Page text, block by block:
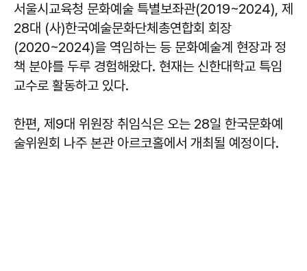
서울시교육청 문화예술 특별보좌관(2019~2024), 제
28대 (사)한국예술문화단체총연합회 회장
(2020~2024)을 역임하는 등 문화예술계 현장과 정
책 분야를 두루 경험해왔다. 현재는 신한대학교 특임
교수로 활동하고 있다.
한편, 제9대 위원장 취임식은 오는 28일 한국문화예
술위원회 나주 본관 아르코홀에서 개최될 예정이다.